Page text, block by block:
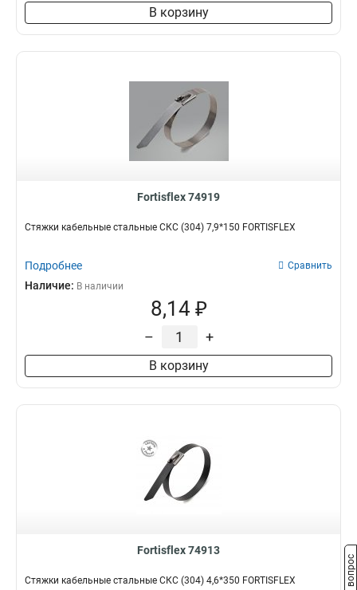
В корзину
Fortisflex 74919
Стяжки кабельные стальные СКС (304) 7,9*150 FORTISFLEX
Подробнее Сравнить
Наличие: В наличии
8,14 ₽
– +
В корзину
Fortisflex 74913
Стяжки кабельные стальные СКС (304) 4,6*350 FORTISFLEX